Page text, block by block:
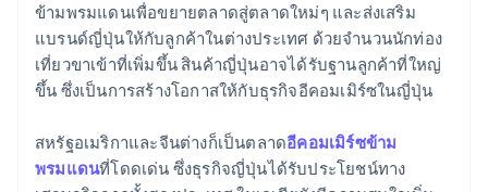
ข้ามพรมแดนเพื่อขยายตลาดสู่ตลาดใหม่ๆ และส่งเสริม
แบรนด์ญี่ปุ่นให้กับลูกค้าในต่างประเทศ ด้วยจำนวนนักท่อง
เที่ยวขาเข้าที่เพิ่มขึ้น สินค้าญี่ปุ่นอาจได้รับฐานลูกค้าที่ใหญ่
ขึ้น ซึ่งเป็นการสร้างโอกาสให้กับธุรกิจอีคอมเมิร์ซในญี่ปุ่น
สหรัฐอเมริกาและจีนต่างก็เป็นตลาดอีคอมเมิร์ซข้าม
พรมแดนที่โดดเด่น ซึ่งธุรกิจญี่ปุ่นได้รับประโยชน์ทาง